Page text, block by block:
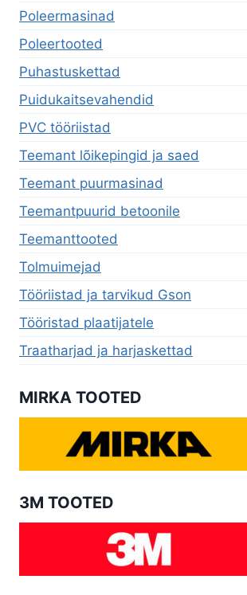
Poleermasinad
Poleertooted
Puhastuskettad
Puidukaitsevahendid
PVC tööriistad
Teemant lõikepingid ja saed
Teemant puurmasinad
Teemantpuurid betoonile
Teemanttooted
Tolmuimejad
Tööriistad ja tarvikud Gson
Tööristad plaatijatele
Traatharjad ja harjaskettad
MIRKA TOOTED
3M TOOTED